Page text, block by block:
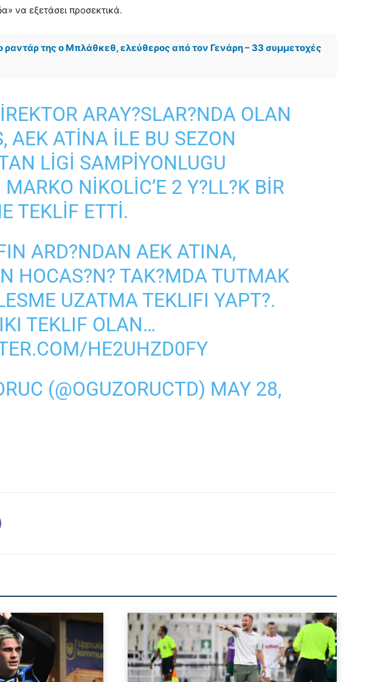
να εξετάσει προσεκτικά.
ραντάρ της ο Μπλάθκεθ, ελεύθερος από τον Γενάρη – 33 συμμετοχές
ARAY?SLAR?NDA OLAN
AEK ATINA ILE BU SEZON
LIGI SAMPIYONLUGU
NIKOLIC’E 2 Y?LL?K BIR
TEKLIF ETTI.
ARD?NDAN AEK ATINA,
HOCAS?N? TAK?MDA TUTMAK
UZATMA TEKLIFI YAPT?.
TEKLIF OLAN…
HE2UHZD0FY
(@OGUZORUCTD) MAY 28,